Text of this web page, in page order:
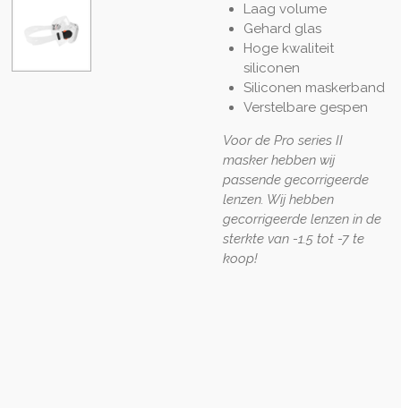
Laag volume
Gehard glas
Hoge kwaliteit
siliconen
Siliconen maskerband
Verstelbare gespen
Voor de Pro series II
masker hebben wij
passende gecorrigeerde
lenzen. Wij hebben
gecorrigeerde lenzen in de
sterkte van -1.5 tot -7 te
koop!